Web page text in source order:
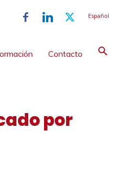
Español
Contacto
por